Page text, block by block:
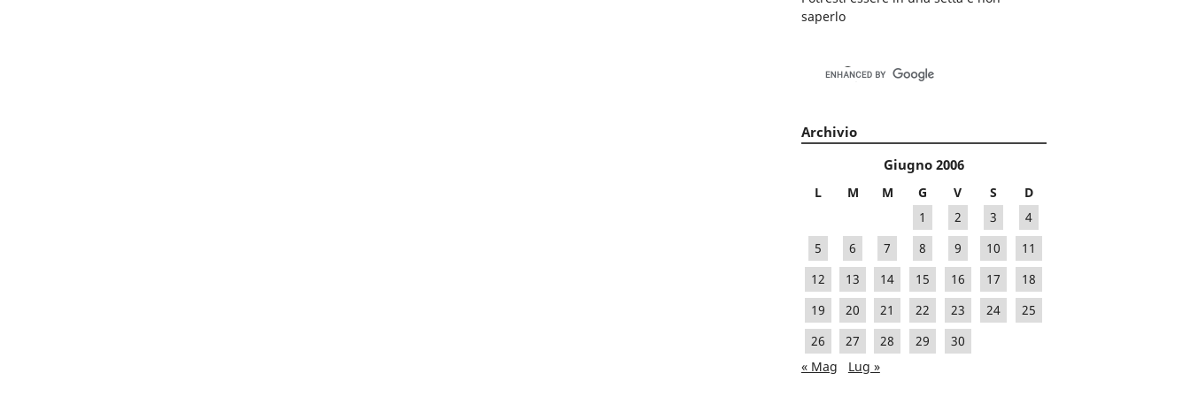
saperlo
Archivio
Giugno 2006
L M M G V S
D
1
2 3
4
5
6 7 8 9 10
11
12
13 14 15 16 17
18
19
20 21 22 23 24
25
26
27 28 29
30
« Mag
Lug »